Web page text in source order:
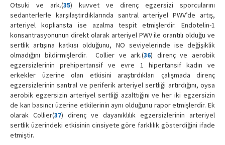
Otsuki ve ark.(35) kuvvet ve direnç egzersizi sporcularını
sedanterlerle karşılaştırdıklarında santral arteriyel PWV’de artış,
arteriyel kopliansta ise azalma tespit etmişlerdir. Endotelin-1
konsantrasyonunun direkt olarak arteriyel PWV ile orantılı olduğu ve
sertlik artışına katkısı olduğunu, NO seviyelerinde ise değişiklik
olmadığını bildirmişlerdir. Collier ve ark.(36) direnç ve aerobik
egzersizlerinin prehipertansif ve evre 1 hipertansif kadın ve
erkekler üzerine olan etkisini araştırdıkları çalışmada direnç
egzersizlerinin santral ve periferik arteriyel sertliği artırdığını, oysa
aerobik egzersizin arteriyel sertliği azalttığını ve her iki egzersizin
de kan basıncı üzerine etkilerinin aynı olduğunu rapor etmişlerdir. Ek
olarak Collier(37) direnç ve dayanıklılık egzersizlerinin arteriyel
sertlik üzerindeki etkisinin cinsiyete göre farklılık gösterdiğini ifade
etmiştir.